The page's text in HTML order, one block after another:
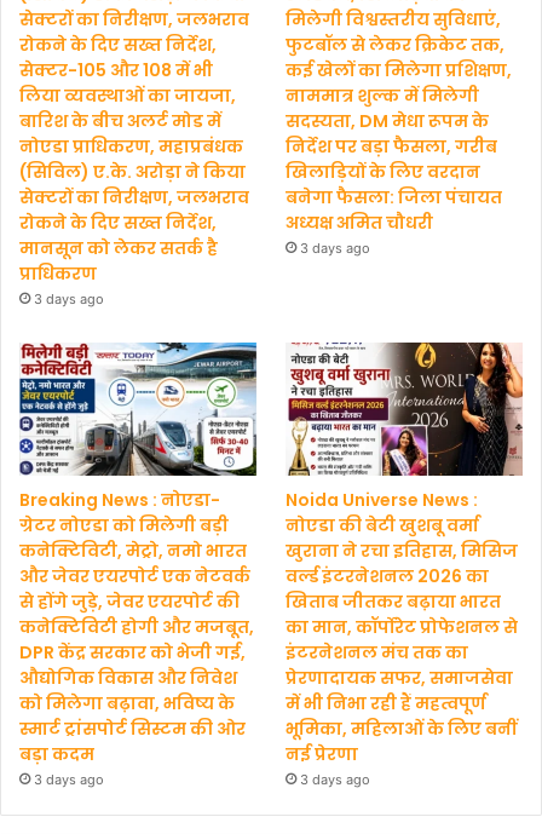
सेक्टरों का निरीक्षण, जलभराव
रोकने के दिए सख्त निर्देश,
सेक्टर-105 और 108 में भी
लिया व्यवस्थाओं का जायजा,
बारिश के बीच अलर्ट मोड में
नोएडा प्राधिकरण, महाप्रबंधक
(सिविल) ए.के. अरोड़ा ने किया
सेक्टरों का निरीक्षण, जलभराव
रोकने के दिए सख्त निर्देश,
मानसून को लेकर सतर्क है
प्राधिकरण
3 days ago
मिलेगी विश्वस्तरीय सुविधाएं,
फुटबॉल से लेकर क्रिकेट तक,
कई खेलों का मिलेगा प्रशिक्षण,
नाममात्र शुल्क में मिलेगी
सदस्यता, DM मेधा रूपम के
निर्देश पर बड़ा फैसला, गरीब
खिलाड़ियों के लिए वरदान
बनेगा फैसला: जिला पंचायत
अध्यक्ष अमित चौधरी
3 days ago
Breaking News : नोएडा-
ग्रेटर नोएडा को मिलेगी बड़ी
कनेक्टिविटी, मेट्रो, नमो भारत
और जेवर एयरपोर्ट एक नेटवर्क
से होंगे जुड़े, जेवर एयरपोर्ट की
कनेक्टिविटी होगी और मजबूत,
DPR केंद्र सरकार को भेजी गई,
औद्योगिक विकास और निवेश
को मिलेगा बढ़ावा, भविष्य के
स्मार्ट ट्रांसपोर्ट सिस्टम की ओर
बड़ा कदम
3 days ago
Noida Universe News :
नोएडा की बेटी खुशबू वर्मा
खुराना ने रचा इतिहास, मिसिज
वर्ल्ड इंटरनेशनल 2026 का
खिताब जीतकर बढ़ाया भारत
का मान, कॉर्पोरेट प्रोफेशनल से
इंटरनेशनल मंच तक का
प्रेरणादायक सफर, समाजसेवा
में भी निभा रही हैं महत्वपूर्ण
भूमिका, महिलाओं के लिए बनीं
नई प्रेरणा
3 days ago